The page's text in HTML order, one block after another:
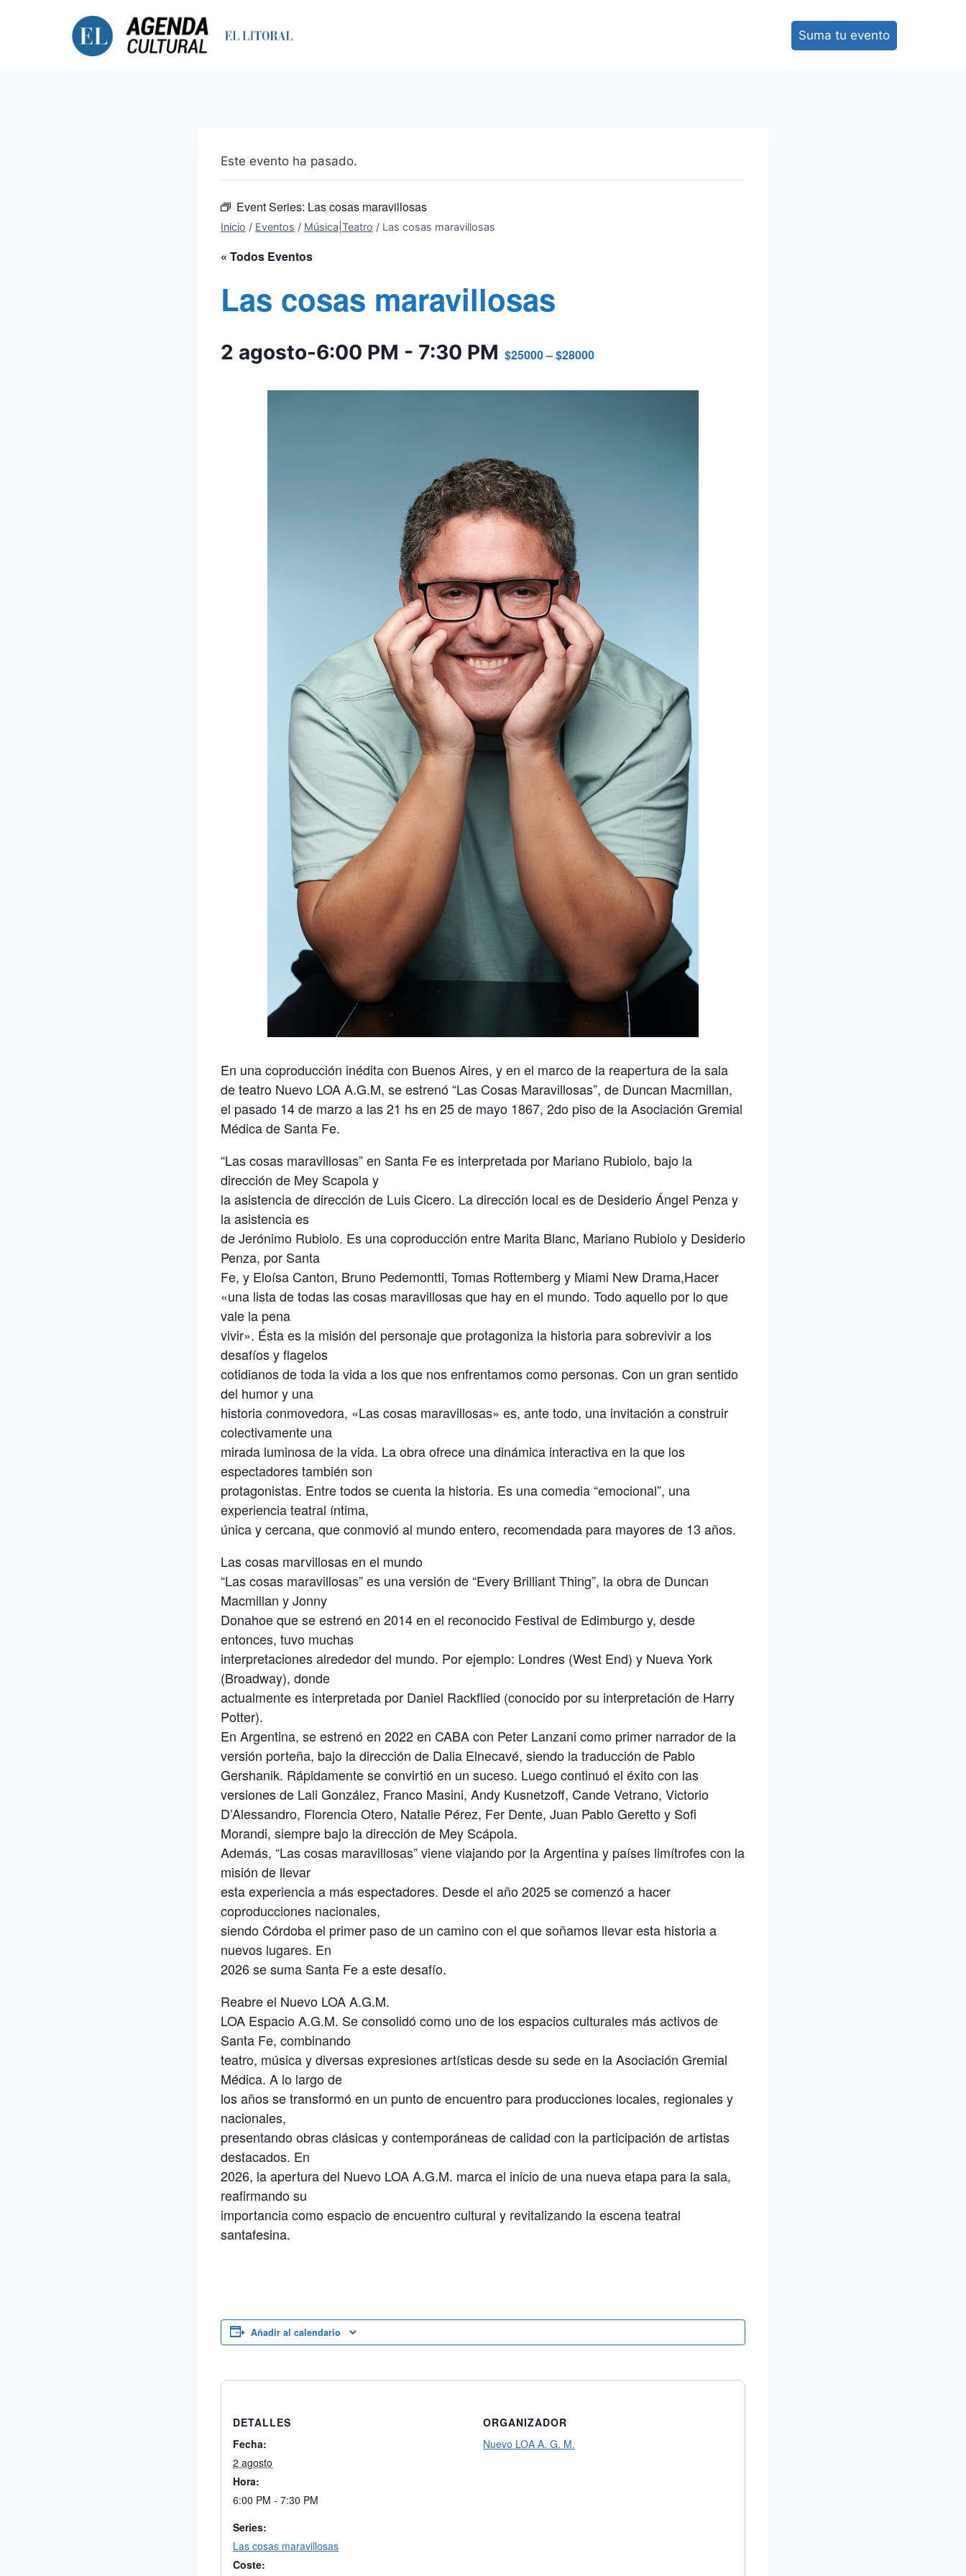
Suma tu evento
Este evento ha pasado.
Event Series: Las cosas maravillosas
Inicio / Eventos / Música|Teatro / Las cosas maravillosas
« Todos Eventos
Las cosas maravillosas
2 agosto-6:00 PM - 7:30 PM $25000 – $28000
En una coproducción inédita con Buenos Aires, y en el marco de la reapertura de la sala
de teatro Nuevo LOA A.G.M, se estrenó “Las Cosas Maravillosas”, de Duncan Macmillan,
el pasado 14 de marzo a las 21 hs en 25 de mayo 1867, 2do piso de la Asociación Gremial
Médica de Santa Fe.
“Las cosas maravillosas” en Santa Fe es interpretada por Mariano Rubiolo, bajo la
dirección de Mey Scapola y
la asistencia de dirección de Luis Cicero. La dirección local es de Desiderio Ángel Penza y
la asistencia es
de Jerónimo Rubiolo. Es una coproducción entre Marita Blanc, Mariano Rubiolo y Desiderio
Penza, por Santa
Fe, y Eloísa Canton, Bruno Pedemontti, Tomas Rottemberg y Miami New Drama,Hacer
«una lista de todas las cosas maravillosas que hay en el mundo. Todo aquello por lo que
vale la pena
vivir». Ésta es la misión del personaje que protagoniza la historia para sobrevivir a los
desafíos y flagelos
cotidianos de toda la vida a los que nos enfrentamos como personas. Con un gran sentido
del humor y una
historia conmovedora, «Las cosas maravillosas» es, ante todo, una invitación a construir
colectivamente una
mirada luminosa de la vida. La obra ofrece una dinámica interactiva en la que los
espectadores también son
protagonistas. Entre todos se cuenta la historia. Es una comedia “emocional”, una
experiencia teatral íntima,
única y cercana, que conmovió al mundo entero, recomendada para mayores de 13 años.
Las cosas marvillosas en el mundo
“Las cosas maravillosas” es una versión de “Every Brilliant Thing”, la obra de Duncan
Macmillan y Jonny
Donahoe que se estrenó en 2014 en el reconocido Festival de Edimburgo y, desde
entonces, tuvo muchas
interpretaciones alrededor del mundo. Por ejemplo: Londres (West End) y Nueva York
(Broadway), donde
actualmente es interpretada por Daniel Rackflied (conocido por su interpretación de Harry
Potter).
En Argentina, se estrenó en 2022 en CABA con Peter Lanzani como primer narrador de la
versión porteña, bajo la dirección de Dalia Elnecavé, siendo la traducción de Pablo
Gershanik. Rápidamente se convirtió en un suceso. Luego continuó el éxito con las
versiones de Lali González, Franco Masini, Andy Kusnetzoff, Cande Vetrano, Victorio
D’Alessandro, Florencia Otero, Natalie Pérez, Fer Dente, Juan Pablo Geretto y Sofi
Morandi, siempre bajo la dirección de Mey Scápola.
Además, “Las cosas maravillosas” viene viajando por la Argentina y países limítrofes con la
misión de llevar
esta experiencia a más espectadores. Desde el año 2025 se comenzó a hacer
coproducciones nacionales,
siendo Córdoba el primer paso de un camino con el que soñamos llevar esta historia a
nuevos lugares. En
2026 se suma Santa Fe a este desafío.
Reabre el Nuevo LOA A.G.M.
LOA Espacio A.G.M. Se consolidó como uno de los espacios culturales más activos de
Santa Fe, combinando
teatro, música y diversas expresiones artísticas desde su sede en la Asociación Gremial
Médica. A lo largo de
los años se transformó en un punto de encuentro para producciones locales, regionales y
nacionales,
presentando obras clásicas y contemporáneas de calidad con la participación de artistas
destacados. En
2026, la apertura del Nuevo LOA A.G.M. marca el inicio de una nueva etapa para la sala,
reafirmando su
importancia como espacio de encuentro cultural y revitalizando la escena teatral
santafesina.
Añadir al calendario
DETALLES
Fecha:
2 agosto
Hora:
6:00 PM - 7:30 PM
Series:
Las cosas maravillosas
Coste:
ORGANIZADOR
Nuevo LOA A. G. M.